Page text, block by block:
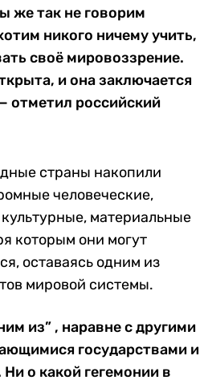
же так не говорим
никого ничему учить,
своё мировоззрение.
и она заключается
отметил российский
страны накопили
человеческие,
материальные
которым они могут
оставаясь одним из
мировой системы.
из” , наравне с другими
государствами и
о какой гегемонии в